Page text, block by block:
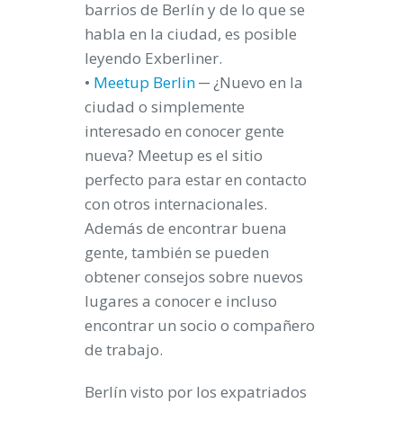
barrios de Berlín y de lo que se
habla en la ciudad, es posible
leyendo Exberliner.
• Meetup Berlin─ ¿Nuevo en la
ciudad o simplemente
interesado en conocer gente
nueva? Meetup es el sitio
perfecto para estar en contacto
con otros internacionales.
Además de encontrar buena
gente, también se pueden
obtener consejos sobre nuevos
lugares a conocer e incluso
encontrar un socio o compañero
de trabajo.
Berlín visto por los expatriados